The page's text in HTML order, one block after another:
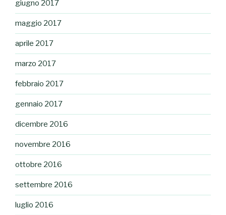
giugno 2017
maggio 2017
aprile 2017
marzo 2017
febbraio 2017
gennaio 2017
dicembre 2016
novembre 2016
ottobre 2016
settembre 2016
luglio 2016